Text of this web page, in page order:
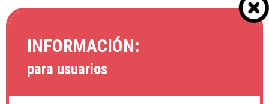
INFORMACIÓN:
para usuarios